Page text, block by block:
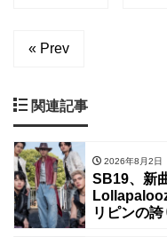
« Prev
関連記事
2026年8月2日
SB19、新
リピンの